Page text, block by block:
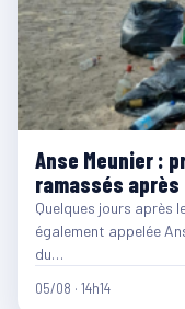
Anse Meunier :
ramassés
Quelques jours après
également appelée
du…
05/08 · 14h14